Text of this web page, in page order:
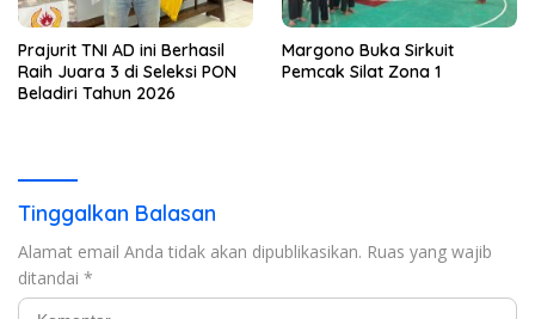
Prajurit TNI AD ini Berhasil
Raih Juara 3 di Seleksi PON
Beladiri Tahun 2026
Margono Buka Sirkuit
Pemcak Silat Zona 1
Tinggalkan Balasan
Alamat email Anda tidak akan dipublikasikan. Ruas yang wajib
ditandai *